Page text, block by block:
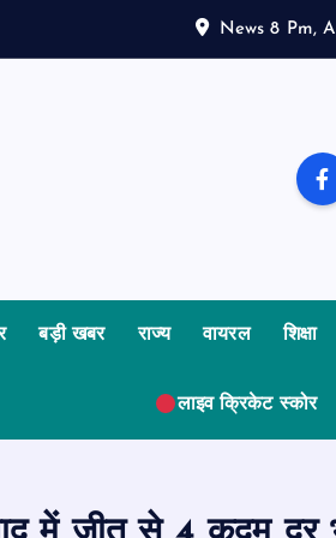
News 8 Pm,
बड़ी खबर राज्य वायरल शिक्षा
लाइव क्रिकेट स्कोर